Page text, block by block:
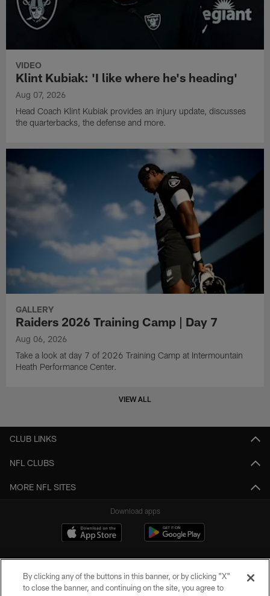
VIDEO
Klint Kubiak: 'I like where he's heading'
Aug 07, 2026
Head Coach Klint Kubiak provides an injury update, discusses
the quarterbacks, the defense and more.
GALLERY
Raiders 2026 Training Camp | Day 7
Aug 06, 2026
Take a look at day 7 of 2026 Training Camp at Intermountain
Heath Performance Center.
VIEW ALL
CLUB LINKS
NFL CLUBS
MORE NFL SITES
Download apps
By clicking any of the buttons in this banner, or by clicking "X"
to close the banner, and continuing on the site, you agree to